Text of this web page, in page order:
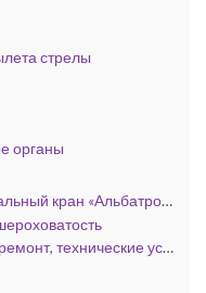
стрелы
органы
«Сокол» и «Кондор»
технические условия